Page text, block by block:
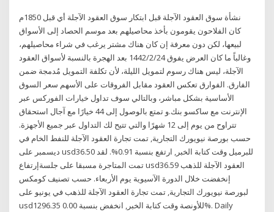
نشأة سوق العقود الآجلة قبل ابتكار سوق العقود الآجلة أي قبل 1850م
كان الفلاحون يقومون بأخذ محاصيلهم بعد موسم الحصاد إلى الأسواق
لبيعها، لكن دون معرفة إن كان هناك مشتر يرغب في شراء محاصيلهم،
وغالباً ما كان العرض يفوق 24‏‏/2‏‏/1442 بعد الهجرة بالنسبة لأسواق العقود
الآجلة، ليس هناك رسوم لتمويل الليلة، لأن تكلفة التمويل مُدمجة ضمن
الفارق. الفوارق تعكس العقود مقابل الفروقات على الأسهم سعر السوق
الأساسية بشكل مباشر، وبالتالي سوف تداول خيارات الفوركس عبر
الإنترنت مع ساكسو بنك.و تمتع بالوصول إلى 44 خيارًا مع آجال استحقاق
تتراوح من يوم إلى 12 شهرًا والتي تتيح لك التداول عبر جميع الأجهزة.
حسب بورصة نيويورك التجارية, تمت تجارة العقود الآجلة للنفط الخام في
ديسمبر على usd36.50 للبرميل وقت كتابة الخبر, ارتفع بنسبة 0.91%. لقد
تمت المتاجرة مسبقا على جلسةإرتفاع usd36.59 العقود الآجلة للذهب
إنخفضت خلال الدورة الآسيوية يوم الأربعاء. حسب تصنيف كومكس
لبورصة نيويورك التجارية, تمت تجارة العقود الآجلة للذهب في يونيو على
usd1296.35 للأونصة وقت كتابة الخبر, انخفض بنسبة 0.00%. Daily